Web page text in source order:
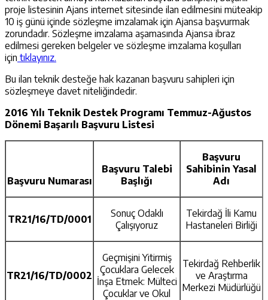
proje listesinin Ajans internet sitesinde ilan edilmesini müteakip
10 iş günü içinde sözleşme imzalamak için Ajansa başvurmak
zorundadır. Sözleşme imzalama aşamasında Ajansa ibraz
edilmesi gereken belgeler ve sözleşme imzalama koşulları
için tıklayınız.
Bu ilan teknik desteğe hak kazanan başvuru sahipleri için
sözleşmeye davet niteliğindedir.
2016 Yılı Teknik Destek Programı Temmuz-Ağustos
Dönemi Başarılı Başvuru Listesi
Başvuru Numarası
Başvuru Talebi
Başlığı
Başvuru
Sahibinin Yasal
Adı
TR21/16/TD/0001
Sonuç Odaklı
Çalışıyoruz
Tekirdağ İli Kamu
Hastaneleri Birliği
TR21/16/TD/0002
Geçmişini Yitirmiş
Çocuklara Gelecek
İnşa Etmek: Mülteci
Çocuklar ve Okul
Tekirdağ Rehberlik
ve Araştırma
Merkezi Müdürlüğü